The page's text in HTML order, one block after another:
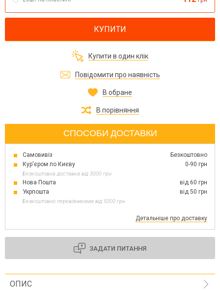
КУПИТИ
Купити в один клік
Повідомити про наявність
В обране
В порівняння
СПОСОБИ ДОСТАВКИ
Самовивіз
Безкоштовно
Кур'єром по Києву
0-90 грн
Безкоштовна доставка від 3000 грн
Нова Пошта
від 60 грн
Укрпошта
від 50 грн
Безкоштовно перевізниками від 5000 грн
Детальніше про доставку
ЗАДАТИ ПИТАННЯ
ОПИС